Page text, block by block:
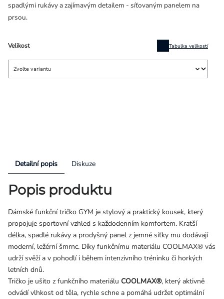
Velikost Tabulka velikostí
spadlými rukávy a zajímavým detailem - síťovaným panelem na
prsou.
Detailní popis Diskuze
Popis produktu
Dámské funkční tričko GYM je stylový a praktický kousek, který
propojuje sportovní vzhled s každodenním komfortem. Kratší
délka, spadlé rukávy a prodyšný panel z jemné síťky mu dodávají
moderní, ležérní šmrnc. Díky funkčnímu materiálu COOLMAX® vás
udrží svěží a v pohodlí i během intenzivního tréninku či horkých
letních dnů.
Tričko je ušito z funkčního materiálu COOLMAX®, který aktivně
odvádí vlhkost od těla, rychle schne a pomáhá udržet optimální